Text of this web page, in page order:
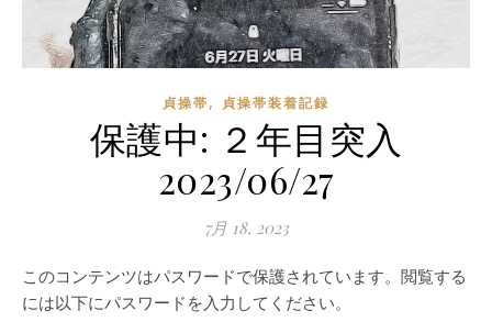
貞操帯, 貞操帯装着記録
保護中: ２年目突入
2023/06/27
7月 18, 2023
このコンテンツはパスワードで保護されています。閲覧する
には以下にパスワードを入力してください。